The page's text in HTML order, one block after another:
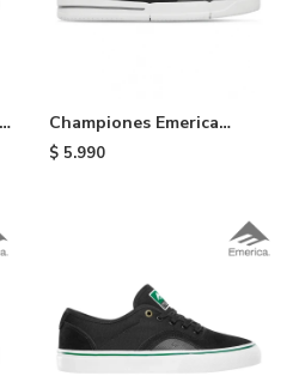
Championes Emerica
Phocus G6 - Black
$ 5.990